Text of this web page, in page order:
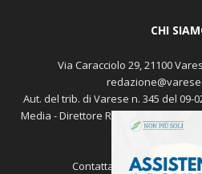
CHI
Via Caracciolo 29, 21100
Aut. del trib. di Varese n. 345 del 09-
Media - Direttore Responsabile:
Pubblicità
Contattaci: